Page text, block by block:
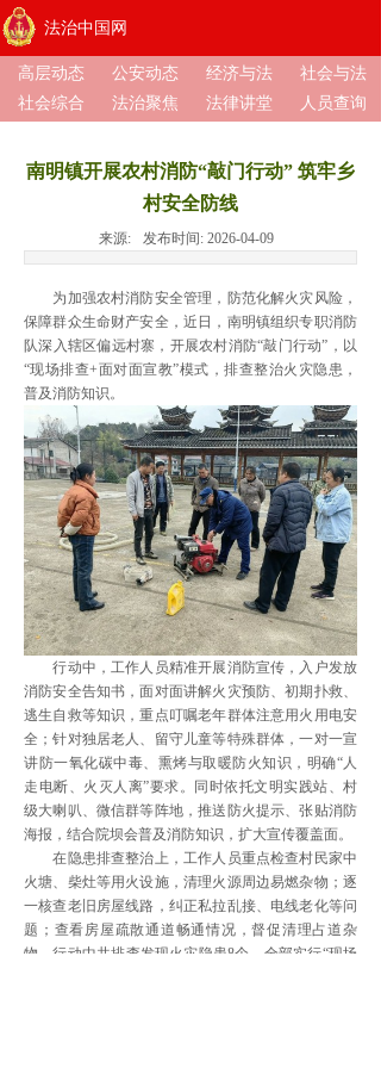
法治中国网
高层动态 公安动态 经济与法
社会与法
社会综合
法治聚焦 法律讲堂 人员查询
南明镇开展农村消防“敲门行动” 筑牢乡
村安全防线
来源: 发布时间: 2026-04-09
为加强农村消防安全管理，防范化解火灾风险，
保障群众生命财产安全，近日，南明镇组织专职消防
队深入辖区偏远村寨，开展农村消防“敲门行动”，以
“现场排查+面对面宣教”模式，排查整治火灾隐患，
普及消防知识。
行动中，工作人员精准开展消防宣传，入户发放
消防安全告知书，面对面讲解火灾预防、初期扑救、
逃生自救等知识，重点叮嘱老年群体注意用火用电安
全；针对独居老人、留守儿童等特殊群体，一对一宣
讲防一氧化碳中毒、熏烤与取暖防火知识，明确“人
走电断、火灭人离”要求。同时依托文明实践站、村
级大喇叭、微信群等阵地，推送防火提示、张贴消防
海报，结合院坝会普及消防知识，扩大宣传覆盖面。
在隐患排查整治上，工作人员重点检查村民家中
火塘、柴灶等用火设施，清理火源周边易燃杂物；逐
一核查老旧房屋线路，纠正私拉乱接、电线老化等问
题；查看房屋疏散通道畅通情况，督促清理占道杂
物。行动中共排查发现火灾隐患8个，全部实行“现场